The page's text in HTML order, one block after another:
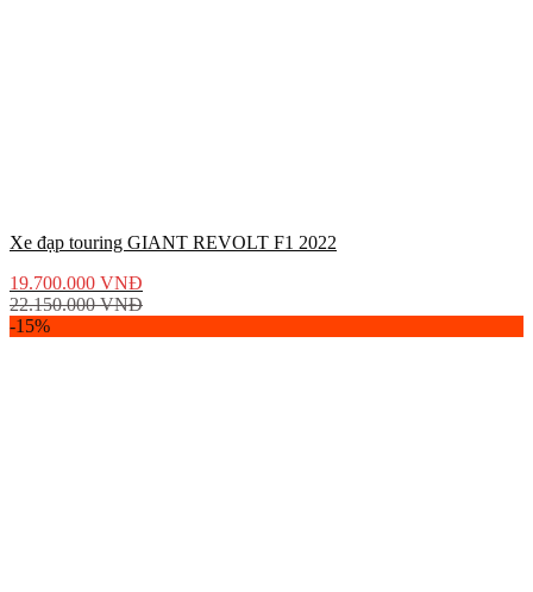
Xe đạp touring GIANT REVOLT F1 2022
19.700.000 VNĐ
22.150.000VNĐ
-15%